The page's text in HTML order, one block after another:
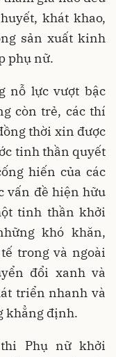
khát khao,
sản xuất kinh
phụ nữ.
nỗ lực vượt bậc
còn trẻ, các thí
thời xin được
tinh thần quyết
hiến của các
vấn đề hiện hữu
tinh thần khởi
khó khăn,
trong và ngoài
đổi xanh và
triển nhanh và
khẳng định.
thi Phụ nữ khởi